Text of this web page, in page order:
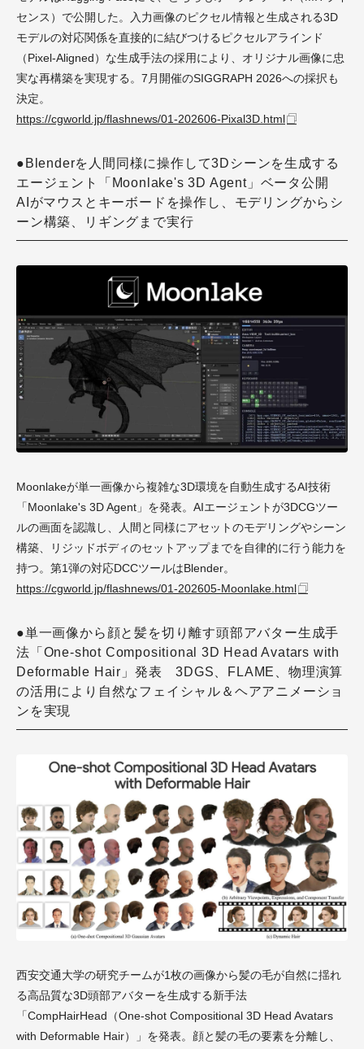
センス）で公開した。入力画像のピクセル情報と生成される3D
モデルの対応関係を直接的に結びつけるピクセルアラインド
（Pixel-Aligned）な生成手法の採用により、オリジナル画像に忠
実な再構築を実現する。7月開催のSIGGRAPH 2026への採択も
決定。
https://cgworld.jp/flashnews/01-202606-Pixal3D.html
●Blenderを人間同様に操作して3Dシーンを生成する
エージェント「Moonlake's 3D Agent」ベータ公開
AIがマウスとキーボードを操作し、モデリングからシ
ーン構築、リギングまで実行
Moonlakeが単一画像から複雑な3D環境を自動生成するAI技術
「Moonlake's 3D Agent」を発表。AIエージェントが3DCGツー
ルの画面を認識し、人間と同様にアセットのモデリングやシーン
構築、リジッドボディのセットアップまでを自律的に行う能力を
持つ。第1弾の対応DCCツールはBlender。
https://cgworld.jp/flashnews/01-202605-Moonlake.html
●単一画像から顔と髪を切り離す頭部アバター生成手
法「One-shot Compositional 3D Head Avatars with
Deformable Hair」発表 3DGS、FLAME、物理演算
の活用により自然なフェイシャル＆ヘアアニメーショ
ンを実現
西安交通大学の研究チームが1枚の画像から髪の毛が自然に揺れ
る高品質な3D頭部アバターを生成する新手法
「CompHairHead（One-shot Compositional 3D Head Avatars
with Deformable Hair）」を発表。顔と髪の毛の要素を分離し、